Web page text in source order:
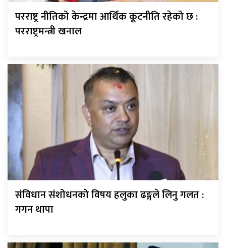
परराष्ट्र नीतिको केन्द्रमा आर्थिक कूटनीति रहेको छ :
परराष्ट्रमन्त्री खनाल
संविधान संशोधनको विषय हलुका ढङ्गले लिनु गलत :
गगन थापा